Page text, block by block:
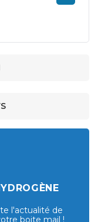
l'actualité de